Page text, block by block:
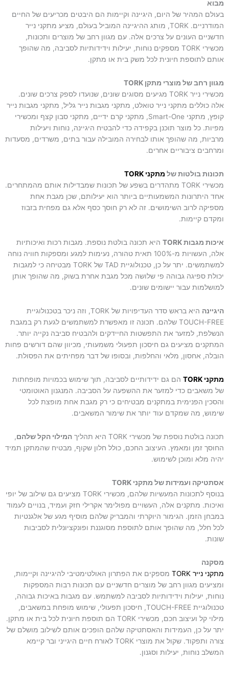
מבוא
בעולם המהיר של היום, היגיינה וקיימות הם היבטים מכריעים של החיים
המודרניים. TORK, מותג ההיגיינה המוביל בעולם, מציע מתקני נייר
חדשניים העונים על צרכים אלה. עם מגוון רחב של מוצרים ותכונות,
מכשירי TORK מספקים נוחות, יעילות וידידותיות לסביבה, מה שהופך
אותם לתוספת חיונית לכל משק בית או מתקן.
מגוון רחב של מוצרי מתקן TORK
מכשירי נייר TORK מגיעים מסוגים שונים, שנועדו לספק צרכים שונים.
אלה כוללים מתקני נייר טואלט, מתקני מגבות נייר גליל, מתקני מגבות נייר
קופץ, מתקני Smart-One, מתקני קרם ידיים, מתקני סבון קצף ומכשירי
מפיות. כל מוצר תוכנן בקפידה כדי להבטיח היגיינה, נוחות ויעילות
מרביות, מה שהופך אותו לבחירה המובילה עבור בתים, משרדים, מסעדות
ומרחבים ציבוריים אחרים.
תכונות בולטות של מתקני TORK
מכשירי TORK מתהדרים בשפע של תכונות שמבדילות אותם מהמתחרים.
אחד היתרונות המשמעותיים ביותר הוא יעילותם, שכן מגבת אחת
מספיקה לרוב השימושים. זה לא רק חוסך כסף אלא גם מפחית בזבוז
ומקדם קיימות.
איכות מגבות TORK
היא תכונה בולטת נוספת. מגבות רכות ואיכותיות
אלה, העשויות מ-100% תאית טהורה, נעימות למגע ומספקות חוויה נוחה
למשתמשים. יתר על כן, טכנולוגיית TAD של TORK מבטיחה כי למגבות
יכולת ספיגה גבוהה פי שלושה מכל מגבת אחרת בשוק, מה שהופך אותן
למושלמות עבור יישומים שונים.
היגיינה
היא בראש סדר העדיפויות של TORK, וזה ניכר בטכנולוגיית
TOUCH-FREE שלהם. תכונה זו מאפשרת למשתמשים לגעת רק במגבת
הנשלפת, למזער את התפשטות החיידקים ולהבטיח סביבה נקייה יותר.
המתקנים מציעים גם חיסכון תפעולי משמעותי, מכיוון שהם דורשים פחות
הובלה, אחסון, מלאי והחלפות, ובסופו של דבר מפחיתים את הפסולת.
מתקני TORK
הם גם ידידותיים לסביבה, תוך שימוש בכמויות מופחתות
של משאבים כדי למזער את ההשפעה על הסביבה. המנגנון האוטומטי
והסכין הפנימית במתקנים מבטיחים כי רק מגבת אחת מופצת לכל
שימוש, מה שמקדם עוד יותר את שימור המשאבים.
תכונה בולטת נוספת של מכשירי TORK היא תהליך המילוי הקל שלהם,
החוסך זמן ומאמץ. העיצוב החכם, כולל חלון שקוף, מבטיח שהמתקן תמיד
יהיה מלא ומוכן לשימוש.
אסתטיקה ועמידות של מתקני TORK
בנוסף לתכונות המעשיות שלהם, מכשירי TORK מציעים גם שילוב של יופי
ואיכות. מתקנים אלה, העשויים מפולימר אקרילי חזק ועמיד, בנויים לעמוד
במבחן הזמן. הגימור היוקרתי והמבריק שלהם מוסיף מגע של אלגנטיות
לכל חלל, מה שהופך אותם לתוספת מסוגננת ופונקציונלית לסביבות
שונות.
מסקנה
מתקני נייר TORK
מספקים את הפתרון האולטימטיבי להיגיינה וקיימות,
ומציעים מגוון רחב של מוצרים חדשניים עם תכונות רבות המספקות
נוחות, יעילות וידידותיות לסביבה למשתמש. עם מגבות באיכות גבוהה,
טכנולוגיית TOUCH-FREE, חיסכון תפעולי, שימוש מופחת במשאבים,
מילוי קל ועיצוב חכם, מכשירי TORK הם תוספת חיונית לכל בית או מתקן.
יתר על כן, העמידות והאסתטיקה שלהם הופכים אותם לשילוב מושלם של
צורה ותפקוד. שקול את מוצרי TORK לאורח חיים היגייני ובר קיימא
המשלב נוחות, יעילות וסגנון.
font_download סמן קישורים
לאפס
את
כל
cached